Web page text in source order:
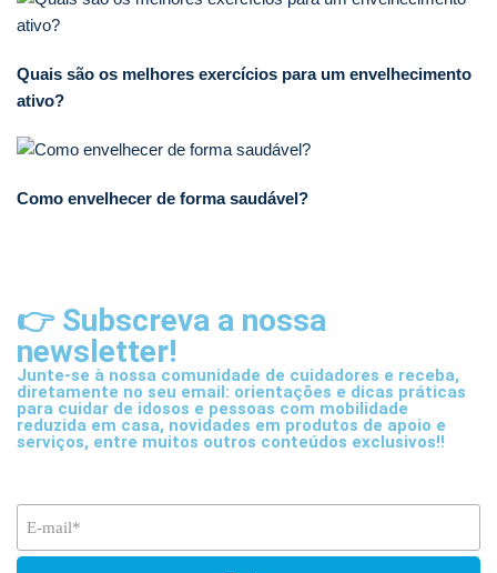
Quais são os melhores exercícios para um envelhecimento
ativo?
Como envelhecer de forma saudável?
👉 Subscreva a nossa
newsletter!
Junte-se à nossa comunidade de cuidadores e receba,
diretamente no seu email: orientações e dicas práticas
para cuidar de idosos e pessoas com mobilidade
reduzida em casa, novidades em produtos de apoio e
serviços, entre muitos outros conteúdos exclusivos!!